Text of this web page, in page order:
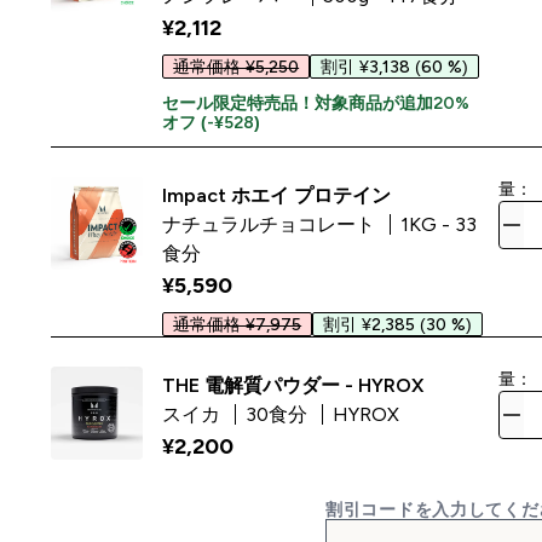
¥2,112‎
通常価格 ¥5,250 割引 ¥3,138 (60 %)
セール限定特売品！対象商品が追加20%
オフ (-¥528)
Impact ホエイ プロテイン
ナチュラルチョコレート
1KG - 33
食分
¥5,590‎
通常価格 ¥7,975 割引 ¥2,385 (30 %)
量：
THE 電解質パウダー - HYROX
スイカ
30食分 HYROX
¥2,200‎
量：
割引コードを入力してく